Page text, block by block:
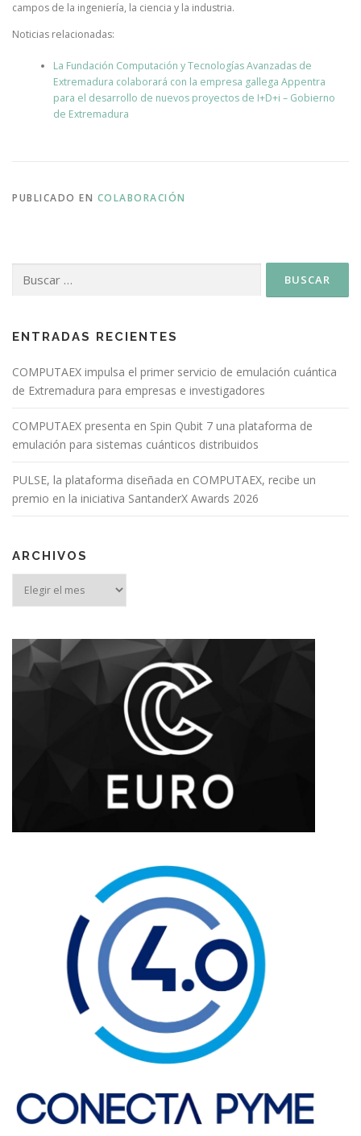
campos de la ingeniería, la ciencia y la industria.
Noticias relacionadas:
La Fundación Computación y Tecnologías Avanzadas de
Extremadura colaborará con la empresa gallega Appentra
para el desarrollo de nuevos proyectos de I+D+i – Gobierno
de Extremadura
PUBLICADO EN COLABORACIÓN
ENTRADAS RECIENTES
COMPUTAEX impulsa el primer servicio de emulación cuántica
de Extremadura para empresas e investigadores
COMPUTAEX presenta en Spin Qubit 7 una plataforma de
emulación para sistemas cuánticos distribuidos
PULSE, la plataforma diseñada en COMPUTAEX, recibe un
premio en la iniciativa SantanderX Awards 2026
ARCHIVOS